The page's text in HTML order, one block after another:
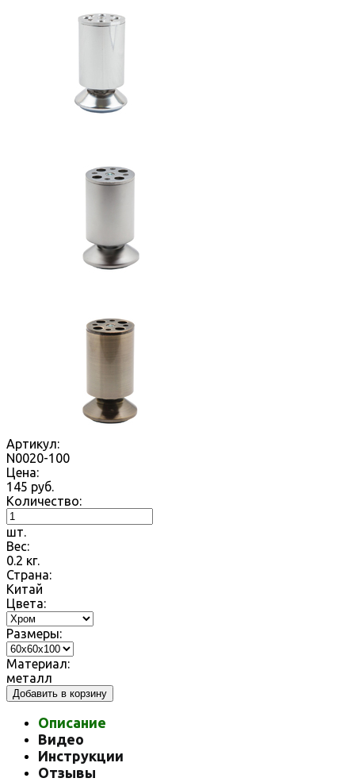
Артикул:
N0020-100
Цена:
145 руб.
Количество:
шт.
Вес:
0.2 кг.
Страна:
Китай
Цвета:
Размеры:
Материал:
металл
Добавить в корзину
Описание
Видео
Инструкции
Отзывы